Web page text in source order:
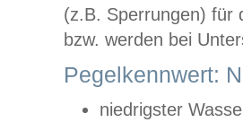
(z.B. Sperrungen) für
bzw. werden bei
Pegelkennwert:
niedrigster